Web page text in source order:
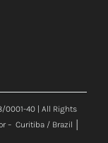
0001-40 | All Rights
– Curitiba / Brazil │